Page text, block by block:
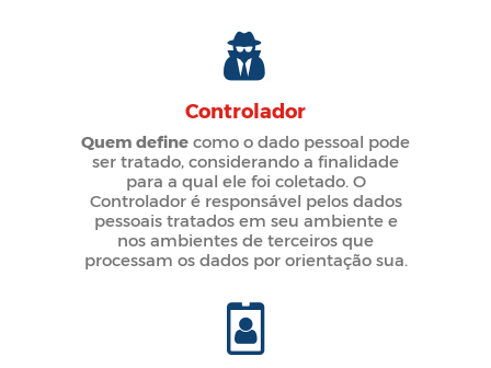
Controlador
Quem define como o dado pessoal pode
ser tratado, considerando a finalidade
para a qual ele foi coletado. O
Controlador é responsável pelos dados
pessoais tratados em seu ambiente e
nos ambientes de terceiros que
processam os dados por orientação sua.